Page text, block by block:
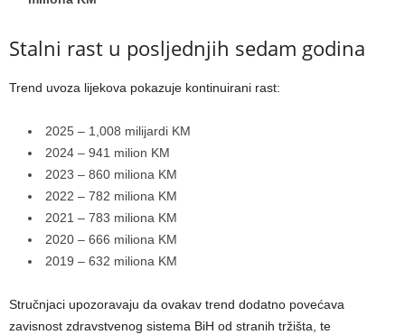
Stalni rast u posljednjih sedam godina
Trend uvoza lijekova pokazuje kontinuirani rast:
2025 – 1,008 milijardi KM
2024 – 941 milion KM
2023 – 860 miliona KM
2022 – 782 miliona KM
2021 – 783 miliona KM
2020 – 666 miliona KM
2019 – 632 miliona KM
Stručnjaci upozoravaju da ovakav trend dodatno povećava
zavisnost zdravstvenog sistema BiH od stranih tržišta, te